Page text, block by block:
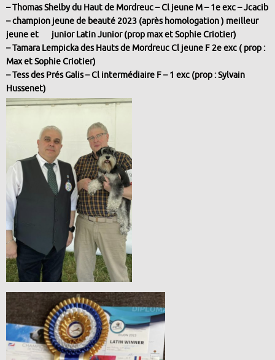
– Thomas Shelby du Haut de Mordreuc – Cl jeune M – 1e exc – Jcacib
– champion jeune de beauté 2023 (après homologation ) meilleur
jeune et junior Latin Junior (prop max et Sophie Criotier)
– Tamara Lempicka des Hauts de Mordreuc Cl jeune F 2e exc ( prop :
Max et Sophie Criotier)
– Tess des Prés Galis – Cl intermédiaire F – 1 exc (prop : Sylvain
Hussenet)